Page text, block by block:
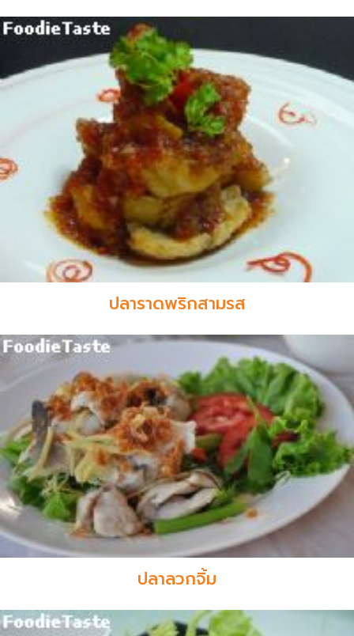
ปลาราดพริกสามรส
ปลาลวกจิ้ม